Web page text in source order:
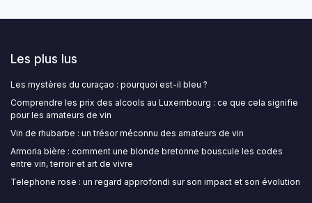
Les plus lus
Les mystères du curaçao : pourquoi est-il bleu ?
Comprendre les prix des alcools au Luxembourg : ce que cela signifie
pour les amateurs de vin
Vin de rhubarbe : un trésor méconnu des amateurs de vin
Armoria bière : comment une blonde bretonne bouscule les codes
entre vin, terroir et art de vivre
Telephone rose : un regard approfondi sur son impact et son évolution